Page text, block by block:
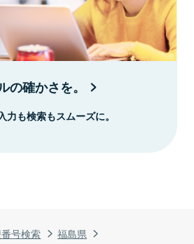
号検索
福島県
の確かさを。
も検索もスムーズに。